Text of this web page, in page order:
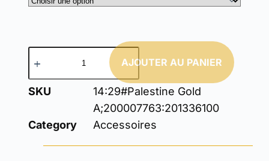
AJOUTER AU PANIER
SKU
14:29#Palestine Gold
A;200007763:201336100
Category
Accessoires